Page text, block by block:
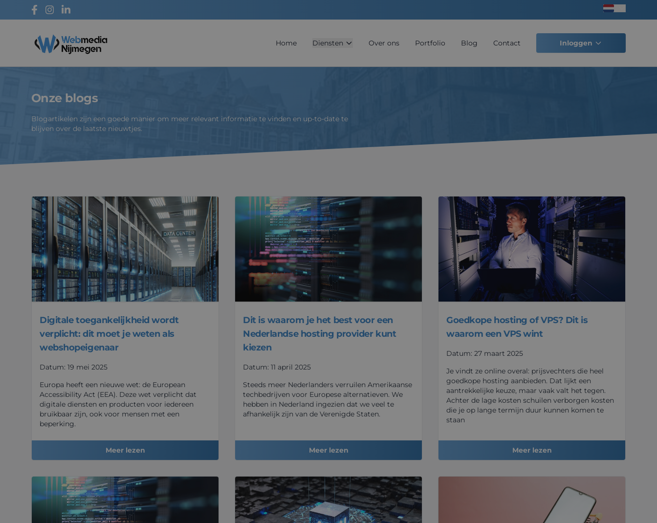
Taal kiezen
Webmedia - Nijmegen
Home Diensten Over ons Portfolio Blog Contact Inloggen
Onze blogs
Blogartikelen zijn een goede manier om meer relevant informatie te vinden en up-to-date te
blijven over de laatste nieuwtjes.
Digitale toegankelijkheid wordt
verplicht: dit moet je weten als
webshopeigenaar
Datum: 19 mei 2025
Europa heeft een nieuwe wet: de European
Accessibility Act (EEA). Deze wet verplicht dat
digitale diensten en producten voor iedereen
bruikbaar zijn, ook voor mensen met een
beperking.
Meer lezen
Dit is waarom je het best voor een
Nederlandse hosting provider kunt
kiezen
Datum: 11 april 2025
Steeds meer Nederlanders verruilen Amerikaanse
techbedrijven voor Europese alternatieven. We
hebben in Nederland ingezien dat we veel te
afhankelijk zijn van de Verenigde Staten.
Meer lezen
Goedkope hosting of VPS? Dit is
waarom een VPS wint
Datum: 27 maart 2025
Je vindt ze online overal: prijsvechters die heel
goedkope hosting aanbieden. Dat lijkt een
aantrekkelijke keuze, maar vaak valt het tegen.
Achter de lage kosten schuilen verborgen kosten
die je op lange termijn duur kunnen komen te
staan
Meer lezen